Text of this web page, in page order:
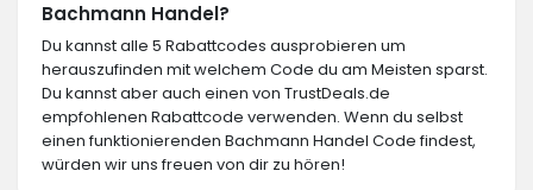
Bachmann Handel?
Du kannst alle 5 Rabattcodes ausprobieren um
herauszufinden mit welchem Code du am Meisten sparst.
Du kannst aber auch einen von TrustDeals.de
empfohlenen Rabattcode verwenden. Wenn du selbst
einen funktionierenden Bachmann Handel Code findest,
würden wir uns freuen von dir zu hören!